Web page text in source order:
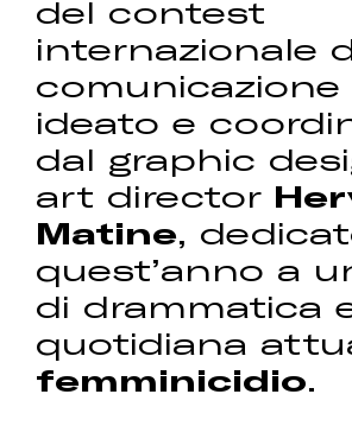
del contest
internazionale
comunicazione
ideato e
dal graphic
art director
Matine,
quest’anno a
di drammatica
quotidiana
femminicidio.